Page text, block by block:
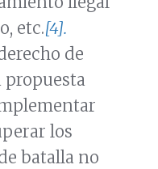
etc.[4].
de
propuesta
los
batalla no